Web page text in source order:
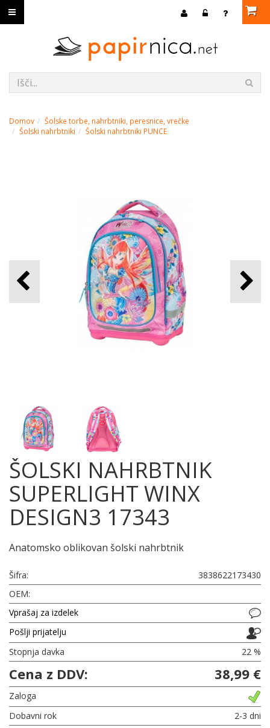
Domov
Šolske torbe, nahrbtniki, peresnice, vrečke
Šolski nahrbtniki
Šolski nahrbtniki PUNCE
ŠOLSKI NAHRBTNIK
SUPERLIGHT WINX
DESIGN3 17343
Anatomsko oblikovan šolski nahrbtnik
Šifra:
3838622173430
OEM:
Vprašaj za izdelek
Pošlji prijatelju
Stopnja davka
22 %
Cena z DDV: 38,99 €
Zaloga
Dobavni rok
2-3 dni